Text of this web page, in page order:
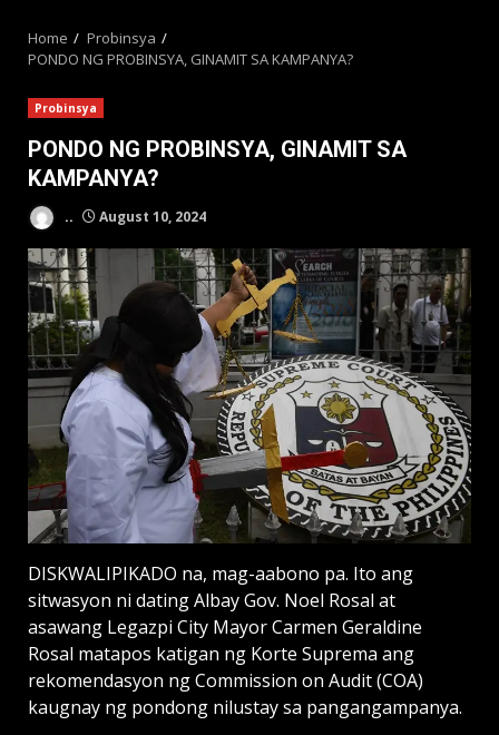
Home
Probinsya
PONDO NG PROBINSYA, GINAMIT SA KAMPANYA?
Probinsya
PONDO NG PROBINSYA, GINAMIT SA
KAMPANYA?
.. August 10, 2024
DISKWALIPIKADO na, mag-aabono pa. Ito ang
sitwasyon ni dating Albay Gov. Noel Rosal at
asawang Legazpi City Mayor Carmen Geraldine
Rosal matapos katigan ng Korte Suprema ang
rekomendasyon ng Commission on Audit (COA)
kaugnay ng pondong nilustay sa pangangampanya.